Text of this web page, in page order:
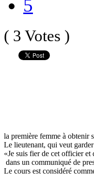
5
( 3 Votes )
la première femme à obtenir
Le lieutenant, qui veut
«Je suis fier de cet officier
dans un communiqué de
Le cours est considéré